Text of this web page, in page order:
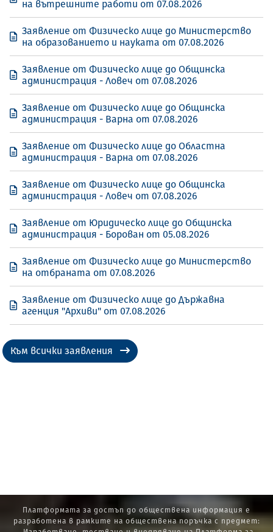
на вътрешните работи от 07.08.2026
Заявление от Физическо лице до Министерство
на образованието и науката от 07.08.2026
Заявление от Физическо лице до Общинска
администрация - Ловеч от 07.08.2026
Заявление от Физическо лице до Общинска
администрация - Варна от 07.08.2026
Заявление от Физическо лице до Областна
администрация - Варна от 07.08.2026
Заявление от Физическо лице до Общинска
администрация - Ловеч от 07.08.2026
Заявление от Юридическо лице до Общинска
администрация - Борован от 05.08.2026
Заявление от Физическо лице до Министерство
на отбраната от 07.08.2026
Заявление от Физическо лице до Държавна
агенция "Архиви" от 07.08.2026
Към всички заявления
Платформата за достъп до обществена информация е
разработена в рамките на обществена поръчка с предмет: